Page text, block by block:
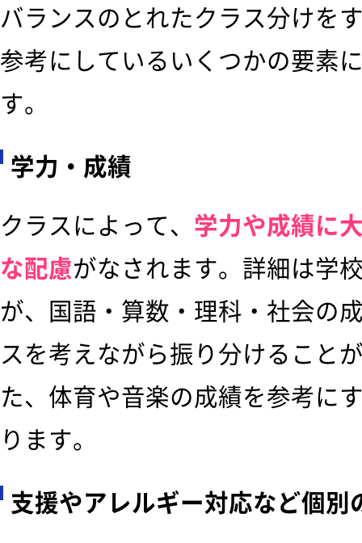
バランスのとれたクラス分けを
参考にしているいくつかの要素
す。
学力・成績
クラスによって、 学力や成績に
な配慮がなされます。詳細は学
が、国語・算数・理科・社会の
スを考えながら振り分けること
た、体育や音楽の成績を参考に
ります。
支援やアレルギー対応など個別